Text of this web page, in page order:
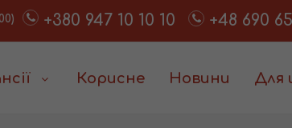
+380 947 10 10 10 +48 690
Корисне Новини Для